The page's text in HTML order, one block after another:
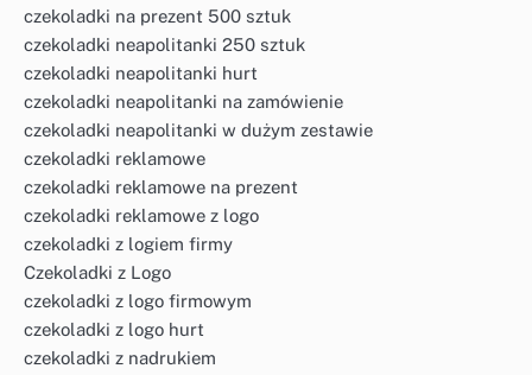
czekoladki na prezent 500 sztuk
czekoladki neapolitanki 250 sztuk
czekoladki neapolitanki hurt
czekoladki neapolitanki na zamówienie
czekoladki neapolitanki w dużym zestawie
czekoladki reklamowe
czekoladki reklamowe na prezent
czekoladki reklamowe z logo
czekoladki z logiem firmy
Czekoladki z Logo
czekoladki z logo firmowym
czekoladki z logo hurt
czekoladki z nadrukiem